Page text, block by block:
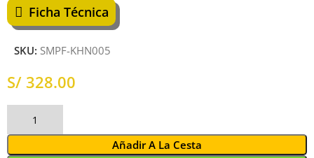
Ficha Técnica
SKU: SMPF-KHN005
S/
Añadir A La Cesta